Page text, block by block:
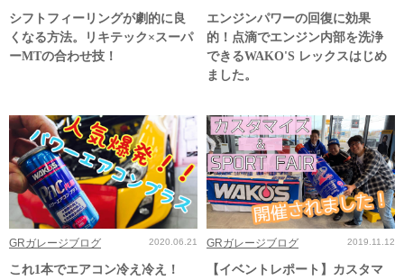
シフトフィーリングが劇的に良
くなる方法。リキテック×スーパ
ーMTの合わせ技！
エンジンパワーの回復に効果
的！点滴でエンジン内部を洗浄
できるWAKO'S レックスはじめ
ました。
GRガレージブログ 2020.06.21
これ1本でエアコン冷え冷え！
GRガレージブログ 2019.11.12
【イベントレポート】カスタマ